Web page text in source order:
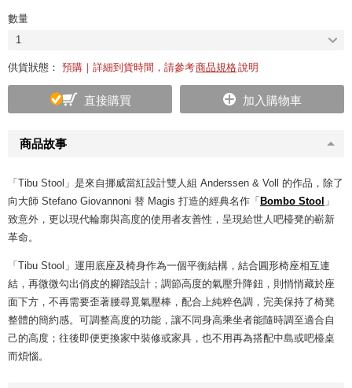
商品故事
「Tibu Stool」是來自挪威當紅設計雙人組 Anderssen & Voll 的作品，除了
向大師 Stefano Giovannoni 替 Magis 打造的經典名作「 Bombo Stool 」
致意外，更以現代輪廓與高度的使用者友善性，呈現給世人吧檯凳的嶄新
革命。
「Tibu Stool」運用底座及椅身作為一個平衡結構，結合圓形椅座相互連
結，再微微勾出俏皮的腳踏設計；調節高度的氣壓升降鈕，則悄悄藏於座
面下方，不再需要歪著腰尋覓氣壓棒，配合上純粹色調，完美保持了椅凳
整體的簡約感。可調整高度的功能，讓不同身高乘坐者能隨時調至適合自
己的高度；往後即便更換家中裝修或家具，也不用再為搭配中島或吧檯桌
而煩惱。
數量
1
供貨狀態： 預購｜詳細到貨時間，請參考商品規格說明
直接購買 加入購物車